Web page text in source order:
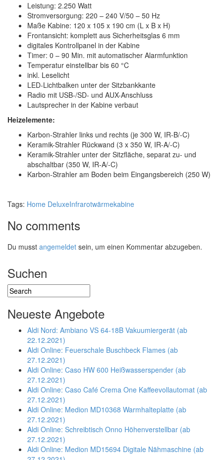
Leistung: 2.250 Watt
Stromversorgung: 220 – 240 V/50 – 50 Hz
Maße Kabine: 120 x 105 x 190 cm (L x B x H)
Frontansicht: komplett aus Sicherheitsglas 6 mm
digitales Kontrollpanel in der Kabine
Timer: 0 – 90 Min. mit automatischer Alarmfunktion
Temperatur einstellbar bis 60 °C
inkl. Leselicht
LED-Lichtbalken unter der Sitzbankkante
Radio mit USB-/SD- und AUX-Anschluss
Lautsprecher in der Kabine verbaut
Heizelemente:
Karbon-Strahler links und rechts (je 300 W, IR-B/-C)
Keramik-Strahler Rückwand (3 x 350 W, IR-A/-C)
Keramik-Strahler unter der Sitzfläche, separat zu- und
abschaltbar (350 W, IR-A/-C)
Karbon-Strahler am Boden beim Eingangsbereich (250 W)
Tags: Home DeluxeInfrarotwärmekabine
No comments
Du musst angemeldet sein, um einen Kommentar abzugeben.
Suchen
Neueste Angebote
Aldi Nord: Ambiano VS 64-18B Vakuumiergerät (ab
22.12.2021)
Aldi Online: Feuerschale Buschbeck Flames (ab
27.12.2021)
Aldi Online: Caso HW 600 Heißwasserspender (ab
27.12.2021)
Aldi Online: Caso Café Crema One Kaffeevollautomat (ab
27.12.2021)
Aldi Online: Medion MD10368 Warmhalteplatte (ab
27.12.2021)
Aldi Online: Schreibtisch Onno Höhenverstellbar (ab
27.12.2021)
Aldi Online: Medion MD15694 Digitale Nähmaschine (ab